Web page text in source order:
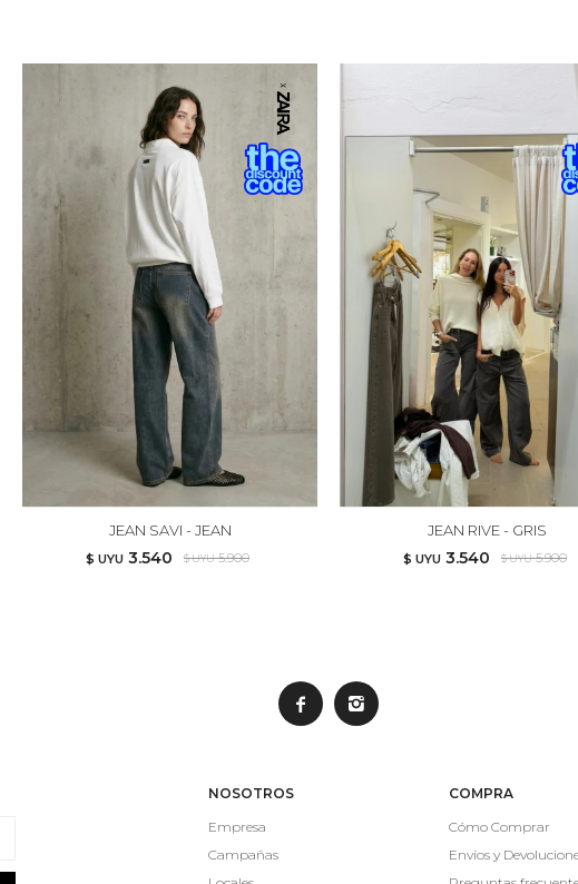
JEAN SAVI - JEAN
$ UYU 3.540 $ UYU 5.900
JEAN RIVE - GRIS
$ UYU 3.540 $ UYU 5.900
 
NOSOTROS
Empresa
Campañas
COMPRA
Cómo Comprar
Envíos y